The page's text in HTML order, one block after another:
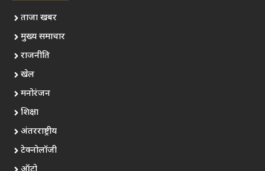
ताजा खबर
मुख्य समाचार
राजनीति
खेल
मनोरंजन
शिक्षा
अंतरराष्ट्रीय
टेक्नोलॉजी